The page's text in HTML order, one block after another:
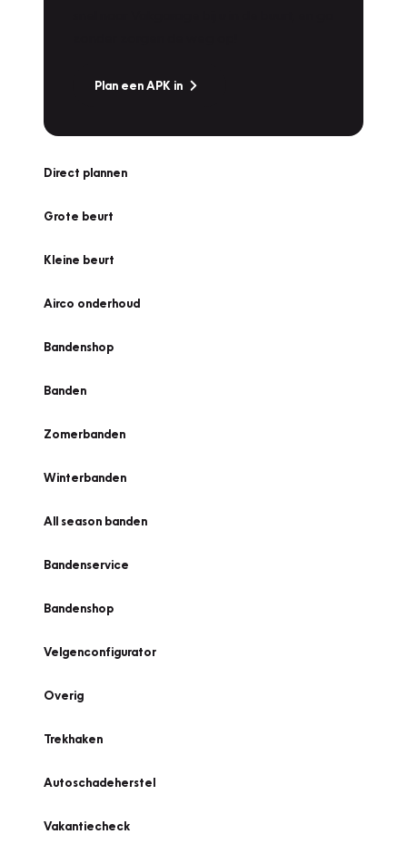
Plan een APK in
Direct plannen
Grote beurt
Kleine beurt
Airco onderhoud
Bandenshop
Banden
Zomerbanden
Winterbanden
All season banden
Bandenservice
Bandenshop
Velgenconfigurator
Overig
Trekhaken
Autoschadeherstel
Vakantiecheck